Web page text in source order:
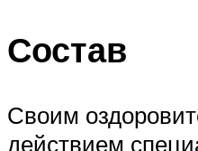
Состав
Своим
действием